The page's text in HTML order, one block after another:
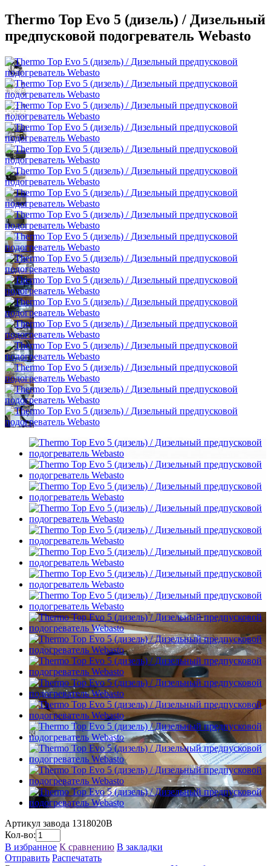
Thermo Top Evo 5 (дизель) / Дизельный
предпусковой подогреватель Webasto
Артикул завода 1318020B
Кол-во:
В избранное К сравнению В закладки
Отправить Распечатать